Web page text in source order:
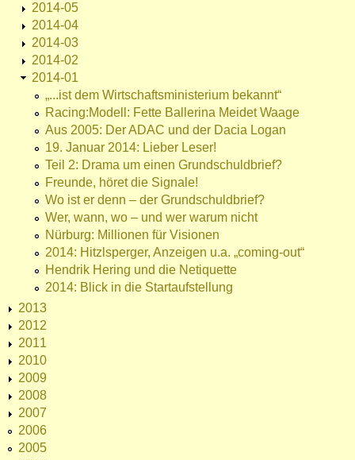
2014-05
2014-04
2014-03
2014-02
2014-01
„...ist dem Wirtschaftsministerium bekannt“
Racing:Modell: Fette Ballerina Meidet Waage
Aus 2005: Der ADAC und der Dacia Logan
19. Januar 2014: Lieber Leser!
Teil 2: Drama um einen Grundschuldbrief?
Freunde, höret die Signale!
Wo ist er denn – der Grundschuldbrief?
Wer, wann, wo – und wer warum nicht
Nürburg: Millionen für Visionen
2014: Hitzlsperger, Anzeigen u.a. „coming-out“
Hendrik Hering und die Netiquette
2014: Blick in die Startaufstellung
2013
2012
2011
2010
2009
2008
2007
2006
2005